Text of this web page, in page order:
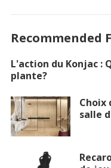
Recommended
L'action du Konjac :
plante?
Choix
salle